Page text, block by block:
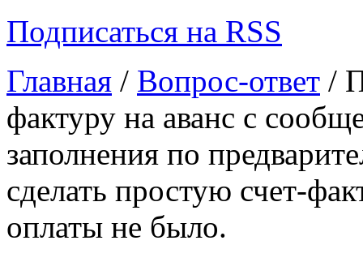
Подписаться на RSS
Главная / Вопрос-ответ /
фактуру на аванс с
заполнения по
сделать простую счет-
оплаты не было.